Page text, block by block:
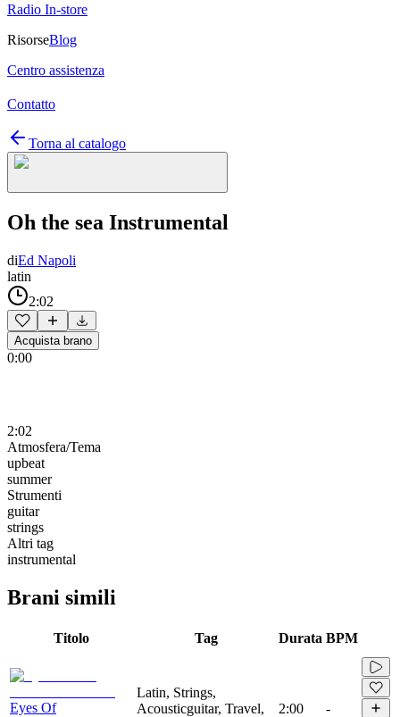
Radio In-store
RisorseBlog
Centro assistenza
Contatto
Torna al catalogo
Oh the sea Instrumental
diEd Napoli
latin
2:02
Acquista brano
0:00
2:02
Atmosfera/Tema
upbeat
summer
Strumenti
guitar
strings
Altri tag
instrumental
Brani simili
Titolo Tag Durata BPM
Eyes Of
Latin, Strings,
Acousticguitar, Travel,
2:00 -